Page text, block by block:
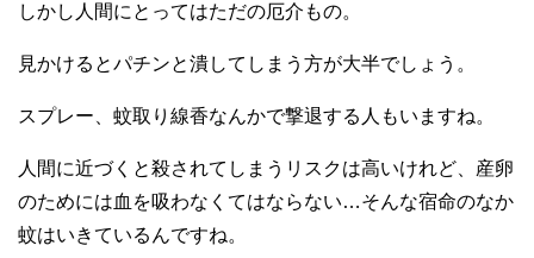
しかし人間にとってはただの厄介もの。
見かけるとパチンと潰してしまう方が大半でしょう。
スプレー、蚊取り線香なんかで撃退する人もいますね。
人間に近づくと殺されてしまうリスクは高いけれど、産卵
のためには血を吸わなくてはならない…そんな宿命のなか
蚊はいきているんですね。